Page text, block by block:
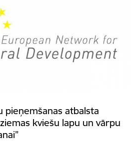
pieņemšanas atbalsta
kviešu lapu un vārpu